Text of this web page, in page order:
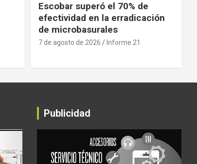
Escobar superó el 70% de
efectividad en la erradicación
de microbasurales
7 de agosto de 2026 Informe 21
Publicidad